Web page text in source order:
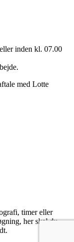
inden kl. 07.00
med Lotte
timer eller
her skal du